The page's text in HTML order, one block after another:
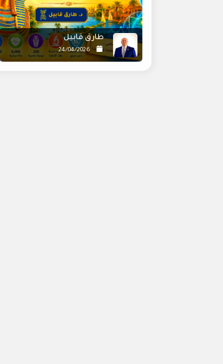
طارق قابيل
24/04/2026